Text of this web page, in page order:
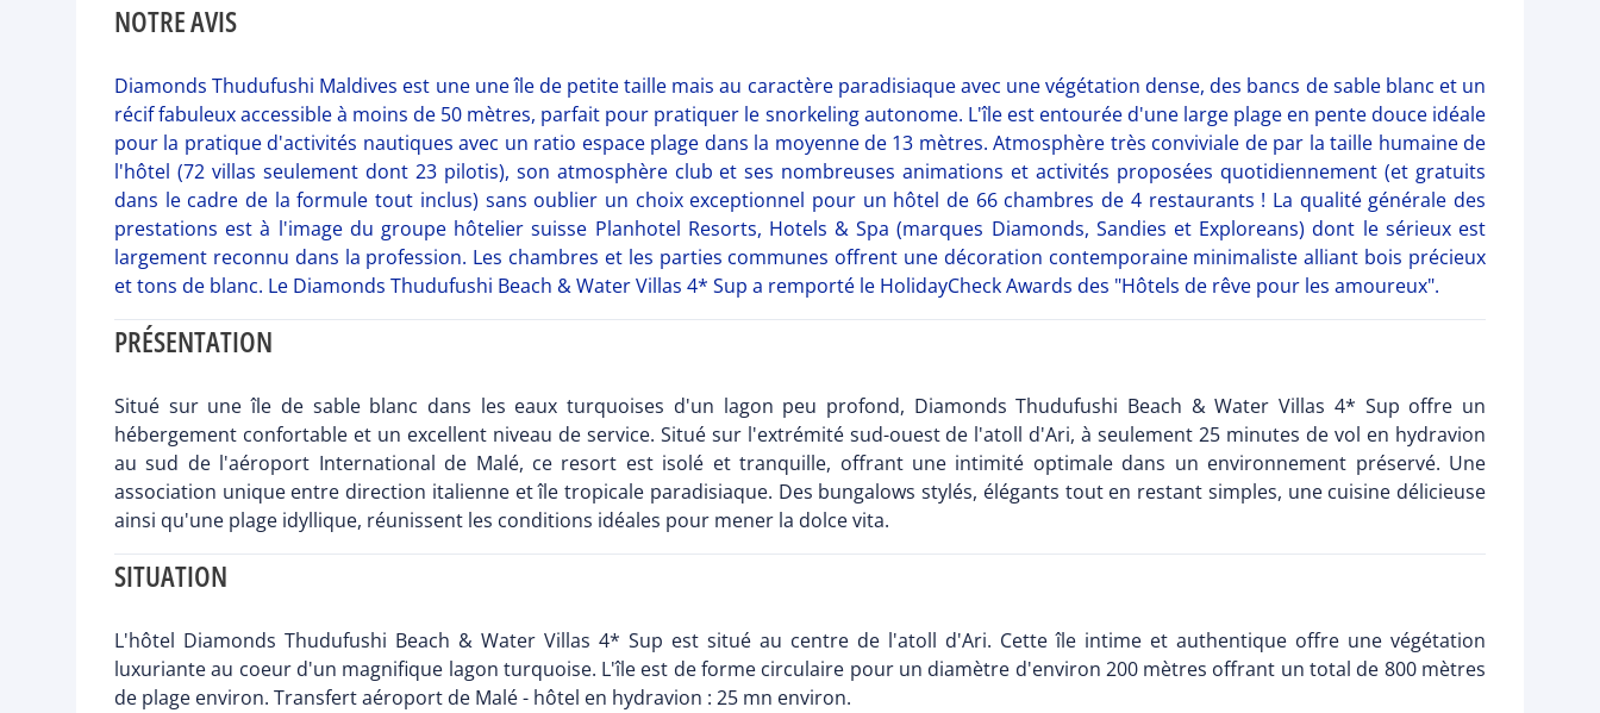
NOTRE AVIS
Diamonds Thudufushi Maldives est une une île de petite taille mais au caractère paradisiaque avec une végétation dense, des bancs de sable blanc et un
récif fabuleux accessible à moins de 50 mètres, parfait pour pratiquer le snorkeling autonome. L'île est entourée d'une large plage en pente douce idéale
pour la pratique d'activités nautiques avec un ratio espace plage dans la moyenne de 13 mètres. Atmosphère très conviviale de par la taille humaine de
l'hôtel (72 villas seulement dont 23 pilotis), son atmosphère club et ses nombreuses animations et activités proposées quotidiennement (et gratuits
dans le cadre de la formule tout inclus) sans oublier un choix exceptionnel pour un hôtel de 66 chambres de 4 restaurants ! La qualité générale des
prestations est à l'image du groupe hôtelier suisse Planhotel Resorts, Hotels & Spa (marques Diamonds, Sandies et Exploreans) dont le sérieux est
largement reconnu dans la profession. Les chambres et les parties communes offrent une décoration contemporaine minimaliste alliant bois précieux
et tons de blanc. Le Diamonds Thudufushi Beach & Water Villas 4* Sup a remporté le HolidayCheck Awards des "Hôtels de rêve pour les amoureux".
PRÉSENTATION
Situé sur une île de sable blanc dans les eaux turquoises d'un lagon peu profond, Diamonds Thudufushi Beach & Water Villas 4* Sup offre un
hébergement confortable et un excellent niveau de service. Situé sur l'extrémité sud-ouest de l'atoll d'Ari, à seulement 25 minutes de vol en hydravion
au sud de l'aéroport International de Malé, ce resort est isolé et tranquille, offrant une intimité optimale dans un environnement préservé. Une
association unique entre direction italienne et île tropicale paradisiaque. Des bungalows stylés, élégants tout en restant simples, une cuisine délicieuse
ainsi qu'une plage idyllique, réunissent les conditions idéales pour mener la dolce vita.
SITUATION
L'hôtel Diamonds Thudufushi Beach & Water Villas 4* Sup est situé au centre de l'atoll d'Ari. Cette île intime et authentique offre une végétation
luxuriante au coeur d'un magnifique lagon turquoise. L'île est de forme circulaire pour un diamètre d'environ 200 mètres offrant un total de 800 mètres
de plage environ. Transfert aéroport de Malé - hôtel en hydravion : 25 mn environ.